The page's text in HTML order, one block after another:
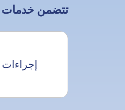
تتضمن خدمات